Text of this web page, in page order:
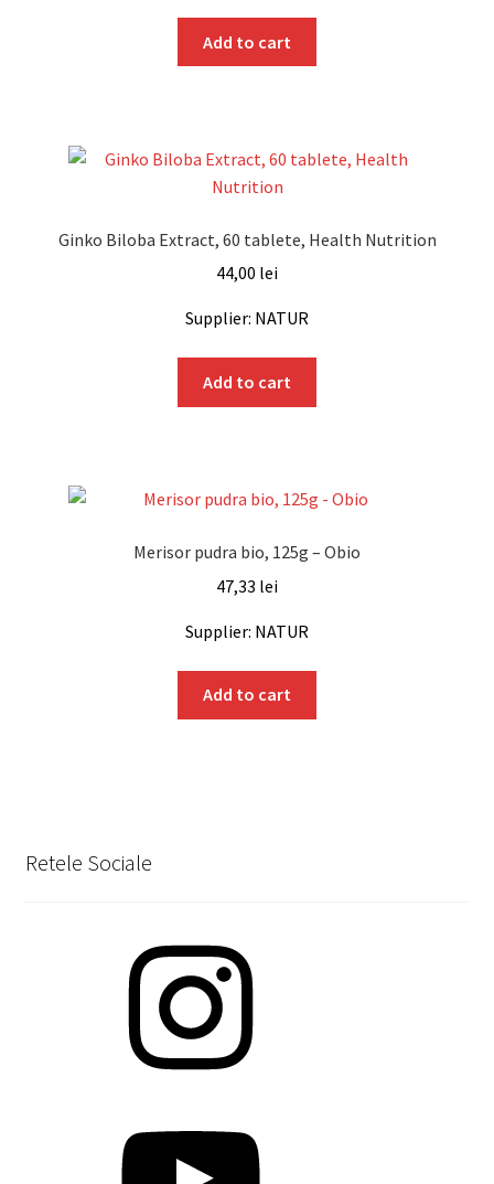
Add to cart
Ginko Biloba Extract, 60 tablete, Health Nutrition
44,00 lei
Supplier: NATUR
Add to cart
Merisor pudra bio, 125g – Obio
47,33 lei
Supplier: NATUR
Add to cart
Retele Sociale